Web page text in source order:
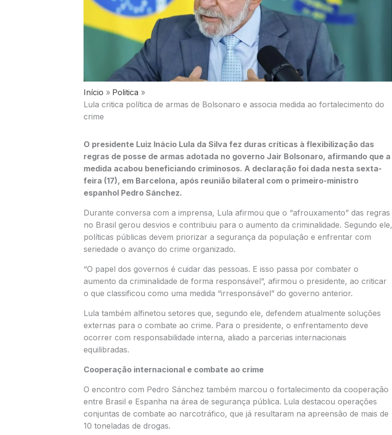
Início
Politica
Lula critica política de armas de Bolsonaro e associa medida ao fortalecimento do
crime
O presidente Luiz Inácio Lula da Silva fez duras críticas à flexibilização das
regras de posse de armas adotada no governo Jair Bolsonaro, afirmando que a
medida acabou beneficiando criminosos. A declaração foi dada nesta sexta-
feira (17), em Barcelona, após reunião bilateral com o primeiro-ministro
espanhol Pedro Sánchez.
Durante conversa com a imprensa, Lula afirmou que o “afrouxamento” das regras
no Brasil gerou desvios e contribuiu para o aumento da criminalidade. Segundo ele,
políticas públicas devem priorizar a segurança da população e enfrentar com
seriedade o avanço do crime organizado.
“O papel dos governos é cuidar das pessoas. E isso passa por combater o
aumento da criminalidade de forma responsável”, afirmou o presidente, ao criticar
o que classificou como uma medida “irresponsável” do governo anterior.
Lula também alfinetou setores que, segundo ele, defendem atualmente soluções
externas para o combate ao crime. Para o presidente, o enfrentamento deve
ocorrer com responsabilidade interna, aliado a parcerias internacionais
equilibradas.
Cooperação internacional e combate ao crime
O encontro com Pedro Sánchez também marcou o fortalecimento da cooperação
entre Brasil e Espanha na área de segurança pública. Lula destacou operações
conjuntas de combate ao narcotráfico, que já resultaram na apreensão de mais de
10 toneladas de drogas.